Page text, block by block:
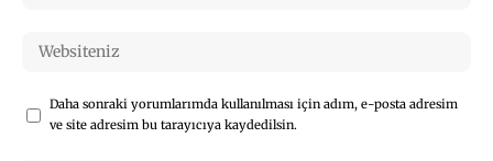
Daha sonraki yorumlarımda kullanılması için adım, e-posta adresim
ve site adresim bu tarayıcıya kaydedilsin.